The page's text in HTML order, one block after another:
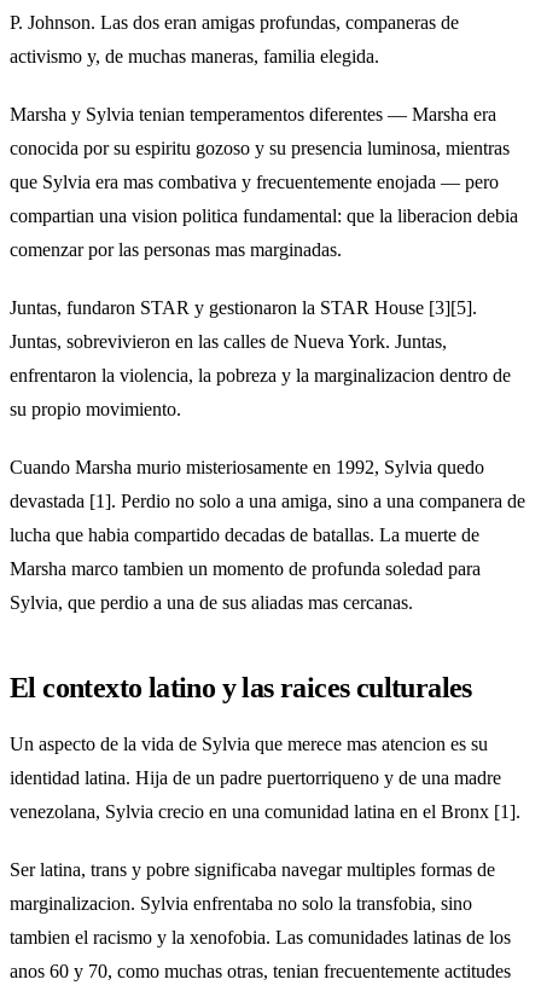
P. Johnson. Las dos eran amigas profundas, companeras de
activismo y, de muchas maneras, familia elegida.
Marsha y Sylvia tenian temperamentos diferentes — Marsha era
conocida por su espiritu gozoso y su presencia luminosa, mientras
que Sylvia era mas combativa y frecuentemente enojada — pero
compartian una vision politica fundamental: que la liberacion debia
comenzar por las personas mas marginadas.
Juntas, fundaron STAR y gestionaron la STAR House [3][5].
Juntas, sobrevivieron en las calles de Nueva York. Juntas,
enfrentaron la violencia, la pobreza y la marginalizacion dentro de
su propio movimiento.
Cuando Marsha murio misteriosamente en 1992, Sylvia quedo
devastada [1]. Perdio no solo a una amiga, sino a una companera de
lucha que habia compartido decadas de batallas. La muerte de
Marsha marco tambien un momento de profunda soledad para
Sylvia, que perdio a una de sus aliadas mas cercanas.
El contexto latino y las raices culturales
Un aspecto de la vida de Sylvia que merece mas atencion es su
identidad latina. Hija de un padre puertorriqueno y de una madre
venezolana, Sylvia crecio en una comunidad latina en el Bronx [1].
Ser latina, trans y pobre significaba navegar multiples formas de
marginalizacion. Sylvia enfrentaba no solo la transfobia, sino
tambien el racismo y la xenofobia. Las comunidades latinas de los
anos 60 y 70, como muchas otras, tenian frecuentemente actitudes